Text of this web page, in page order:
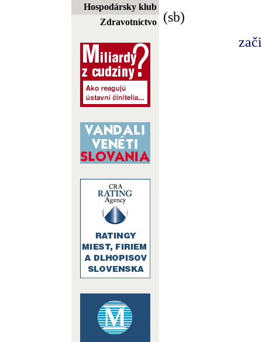
Hospodársky klub
Zdravotníctvo
(sb)